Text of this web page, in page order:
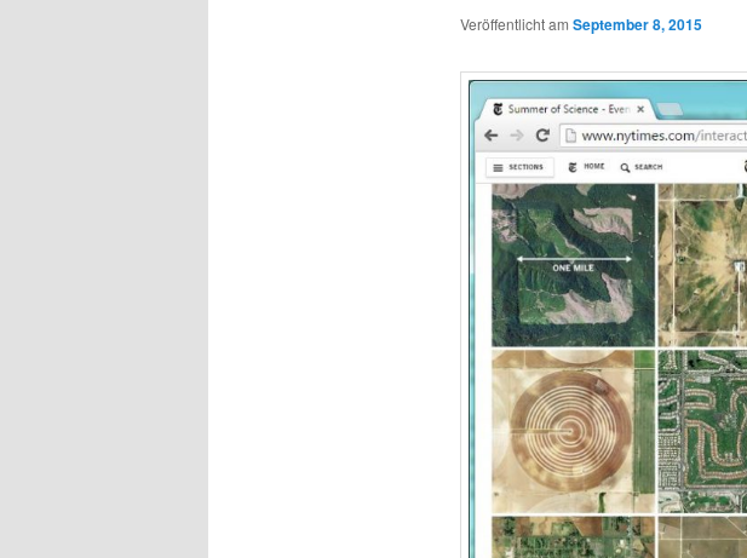
Veröffentlicht am September 8, 2015